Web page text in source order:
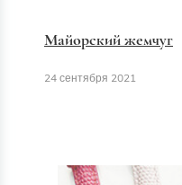
Майорский жемчуг
24 сентября 2021